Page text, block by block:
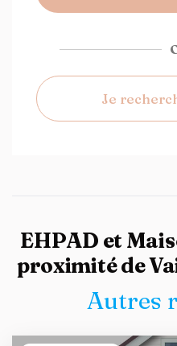
Je
EHPAD et
proximité de
Autres